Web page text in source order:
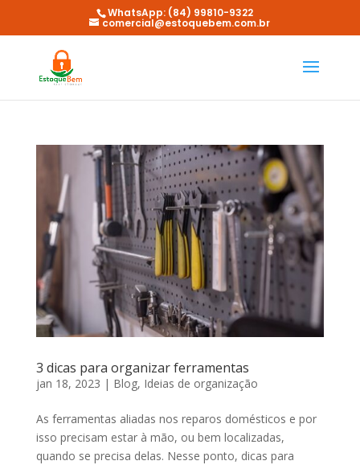
WhatsApp: (84) 99810-9322
comercial@estoquebem.com.br
3 dicas para organizar ferramentas
jan 18, 2023 | Blog, Ideias de organização
As ferramentas aliadas nos reparos domésticos e por
isso precisam estar à mão, ou bem localizadas,
quando se precisa delas. Nesse ponto, dicas para